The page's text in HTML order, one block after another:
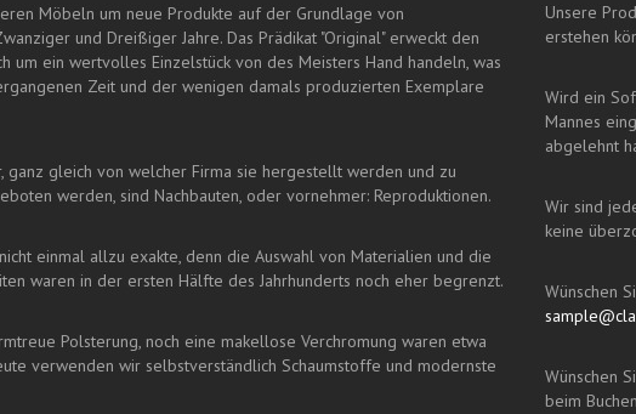
Möbeln um neue Produkte auf der Grundlage von
und Dreißiger Jahre. Das Prädikat "Original" erweckt den
um ein wertvolles Einzelstück von des Meisters Hand handeln, was
Zeit und der wenigen damals produzierten Exemplare
ganz gleich von welcher Firma sie hergestellt werden und zu
werden, sind Nachbauten, oder vornehmer: Reproduktionen.
einmal allzu exakte, denn die Auswahl von Materialien und die
waren in der ersten Hälfte des Jahrhunderts noch eher begrenzt.
Polsterung, noch eine makellose Verchromung waren etwa
verwenden wir selbstverständlich Schaumstoffe und modernste
Unsere
erstehen
Wird ein
Mannes
abgelehnt
Wir sind
keine
Wünschen
Wünschen
beim